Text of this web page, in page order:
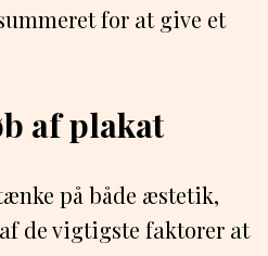
for at give et
af plakat
på både æstetik,
de vigtigste faktorer at